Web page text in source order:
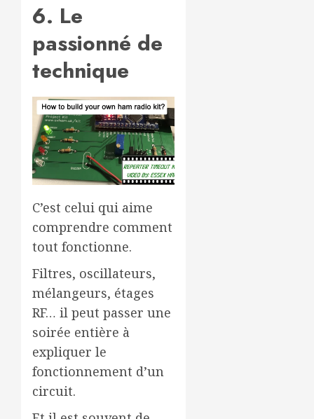
6. Le
passionné de
technique
C’est celui qui aime
comprendre comment
tout fonctionne.
Filtres, oscillateurs,
mélangeurs, étages
RF… il peut passer une
soirée entière à
expliquer le
fonctionnement d’un
circuit.